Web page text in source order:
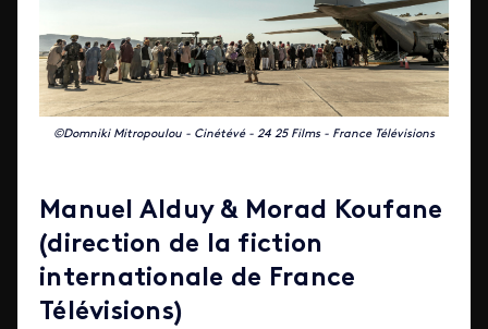
©Domniki Mitropoulou - Cinétévé - 24 25 Films - France Télévisions
Manuel Alduy & Morad Koufane
(direction de la fiction
internationale de France
Télévisions)